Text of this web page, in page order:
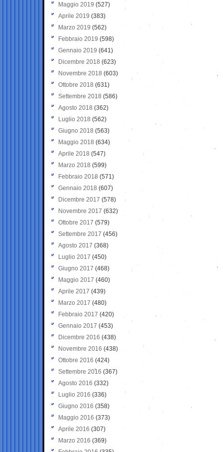
Maggio 2019 (527)
Aprile 2019 (383)
Marzo 2019 (562)
Febbraio 2019 (598)
Gennaio 2019 (641)
Dicembre 2018 (623)
Novembre 2018 (603)
Ottobre 2018 (631)
Settembre 2018 (586)
Agosto 2018 (362)
Luglio 2018 (562)
Giugno 2018 (563)
Maggio 2018 (634)
Aprile 2018 (547)
Marzo 2018 (599)
Febbraio 2018 (571)
Gennaio 2018 (607)
Dicembre 2017 (578)
Novembre 2017 (632)
Ottobre 2017 (579)
Settembre 2017 (456)
Agosto 2017 (368)
Luglio 2017 (450)
Giugno 2017 (468)
Maggio 2017 (460)
Aprile 2017 (439)
Marzo 2017 (480)
Febbraio 2017 (420)
Gennaio 2017 (453)
Dicembre 2016 (438)
Novembre 2016 (438)
Ottobre 2016 (424)
Settembre 2016 (367)
Agosto 2016 (332)
Luglio 2016 (336)
Giugno 2016 (358)
Maggio 2016 (373)
Aprile 2016 (307)
Marzo 2016 (369)